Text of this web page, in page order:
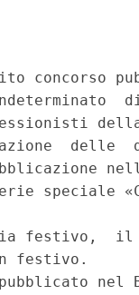
concorso
delle
speciale
festivo,
festivo.
nel